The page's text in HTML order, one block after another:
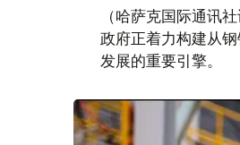
（哈萨克国际通讯
政府正着力构建从
发展的重要引擎。